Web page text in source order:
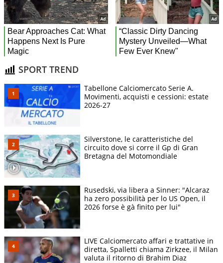
SPORT TREND
Tabellone Calciomercato Serie A.
Movimenti, acquisti e cessioni: estate
2026-27
Silverstone, le caratteristiche del
circuito dove si corre il Gp di Gran
Bretagna del Motomondiale
Rusedski, via libera a Sinner: "Alcaraz
ha zero possibilità per lo US Open, il
2026 forse è gà finito per lui"
LIVE Calciomercato affari e trattative in
diretta, Spalletti chiama Zirkzee, il Milan
valuta il ritorno di Brahim Diaz